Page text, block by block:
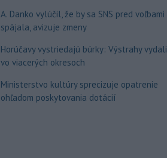
A. Danko vylúčil, že by sa SNS pred voľbami
spájala, avizuje zmeny
Horúčavy vystriedajú búrky: Výstrahy vydali
vo viacerých okresoch
Ministerstvo kultúry sprecizuje opatrenie
ohľadom poskytovania dotácií